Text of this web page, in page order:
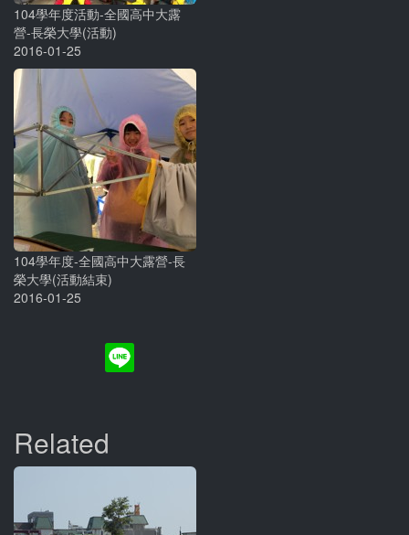
104學年度活動-全國高中大露
營-長榮大學(活動)
2016-01-25
104學年度-全國高中大露營-長
榮大學(活動結束)
2016-01-25
Related